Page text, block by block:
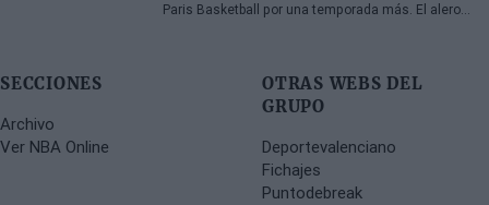
Paris Basketball por una temporada más. El alero
SECCIONES
Archivo
Ver NBA Online
OTRAS WEBS DEL
GRUPO
Deportevalenciano
Fichajes
Puntodebreak